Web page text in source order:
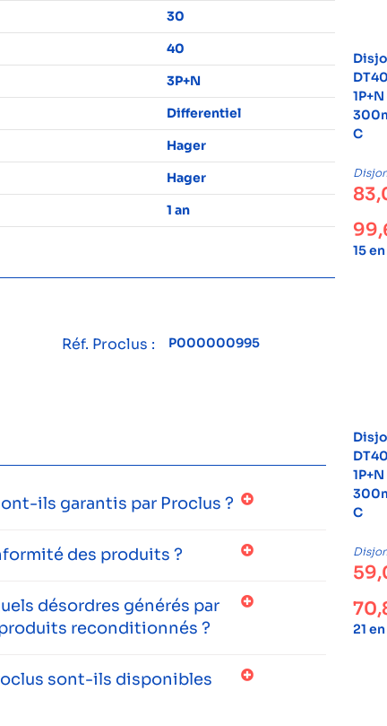
30
40
3P+N
Differentiel
Hager
Hager
1 an
Réf. Proclus :
P000000995
ils garantis par Proclus ?
des produits ?
désordres générés par
reconditionnés ?
sont-ils disponibles
C
15
C
21